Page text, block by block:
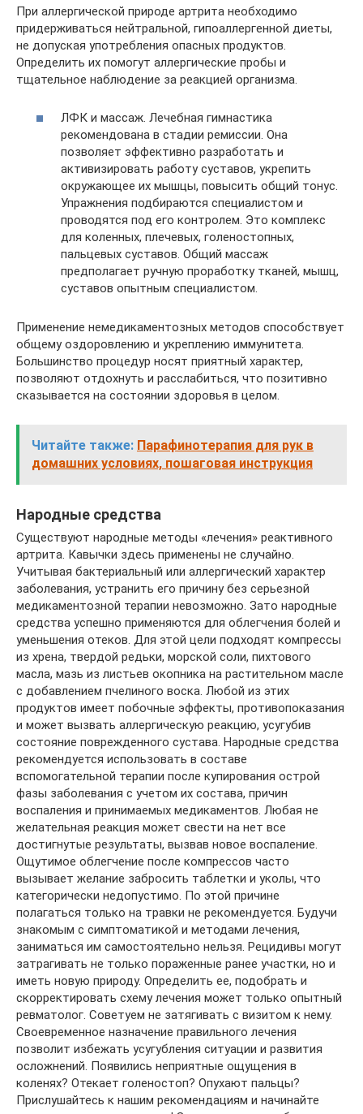
При аллергической природе артрита необходимо
придерживаться нейтральной, гипоаллергенной диеты,
не допуская употребления опасных продуктов.
Определить их помогут аллергические пробы и
тщательное наблюдение за реакцией организма.
ЛФК и массаж. Лечебная гимнастика
рекомендована в стадии ремиссии. Она
позволяет эффективно разработать и
активизировать работу суставов, укрепить
окружающее их мышцы, повысить общий тонус.
Упражнения подбираются специалистом и
проводятся под его контролем. Это комплекс
для коленных, плечевых, голеностопных,
пальцевых суставов. Общий массаж
предполагает ручную проработку тканей, мышц,
суставов опытным специалистом.
Применение немедикаментозных методов способствует
общему оздоровлению и укреплению иммунитета.
Большинство процедур носят приятный характер,
позволяют отдохнуть и расслабиться, что позитивно
сказывается на состоянии здоровья в целом.
Читайте также: Парафинотерапия для рук в
домашних условиях, пошаговая инструкция
Народные средства
Существуют народные методы «лечения» реактивного
артрита. Кавычки здесь применены не случайно.
Учитывая бактериальный или аллергический характер
заболевания, устранить его причину без серьезной
медикаментозной терапии невозможно. Зато народные
средства успешно применяются для облегчения болей и
уменьшения отеков. Для этой цели подходят компрессы
из хрена, твердой редьки, морской соли, пихтового
масла, мазь из листьев окопника на растительном масле
с добавлением пчелиного воска. Любой из этих
продуктов имеет побочные эффекты, противопоказания
и может вызвать аллергическую реакцию, усугубив
состояние поврежденного сустава. Народные средства
рекомендуется использовать в составе
вспомогательной терапии после купирования острой
фазы заболевания с учетом их состава, причин
воспаления и принимаемых медикаментов. Любая не
желательная реакция может свести на нет все
достигнутые результаты, вызвав новое воспаление.
Ощутимое облегчение после компрессов часто
вызывает желание забросить таблетки и уколы, что
категорически недопустимо. По этой причине
полагаться только на травки не рекомендуется. Будучи
знакомым с симптоматикой и методами лечения,
заниматься им самостоятельно нельзя. Рецидивы могут
затрагивать не только пораженные ранее участки, но и
иметь новую природу. Определить ее, подобрать и
скорректировать схему лечения может только опытный
ревматолог. Советуем не затягивать с визитом к нему.
Своевременное назначение правильного лечения
позволит избежать усугубления ситуации и развития
осложнений. Появились неприятные ощущения в
коленях? Отекает голеностоп? Опухают пальцы?
Прислушайтесь к нашим рекомендациям и начинайте